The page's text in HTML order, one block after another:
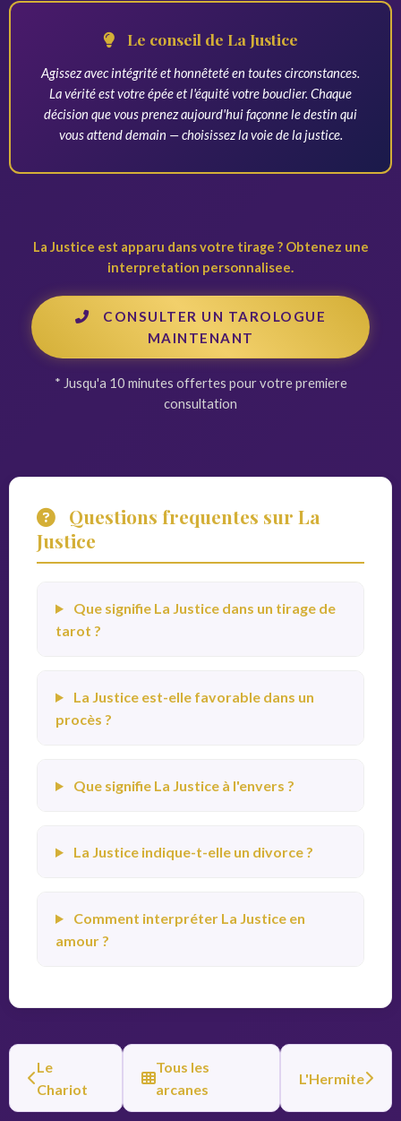
Le conseil de La Justice
Agissez avec intégrité et honnêteté en toutes circonstances.
La vérité est votre épée et l'équité votre bouclier. Chaque
décision que vous prenez aujourd'hui façonne le destin qui
vous attend demain — choisissez la voie de la justice.
La Justice est apparu dans votre tirage ? Obtenez une
interpretation personnalisee.
CONSULTER UN TAROLOGUE
MAINTENANT
* Jusqu'a 10 minutes offertes pour votre premiere
consultation
Questions frequentes sur La
Justice
Que signifie La Justice dans un tirage de
tarot ?
La Justice est-elle favorable dans un
procès ?
Que signifie La Justice à l'envers ?
La Justice indique-t-elle un divorce ?
Comment interpréter La Justice en
amour ?
Le
Chariot
Tous les
arcanes
L'Hermite